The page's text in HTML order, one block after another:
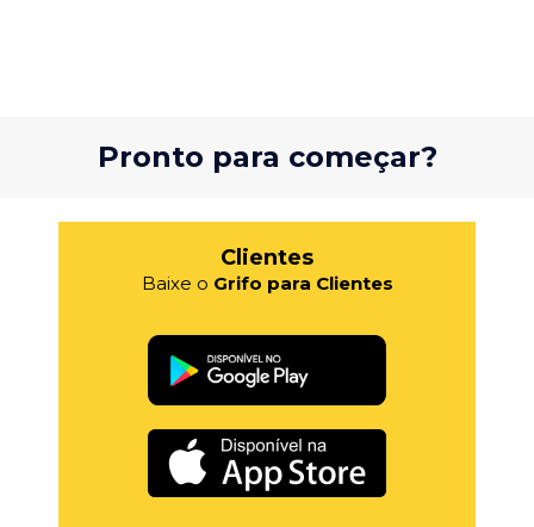
Pronto para começar?
Clientes
Baixe o Grifo para Clientes